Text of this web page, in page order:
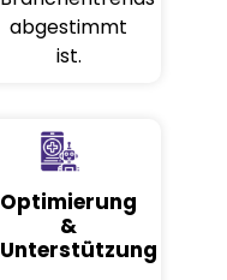
abgestimmt
ist.
Optimierung
&
Unterstützung